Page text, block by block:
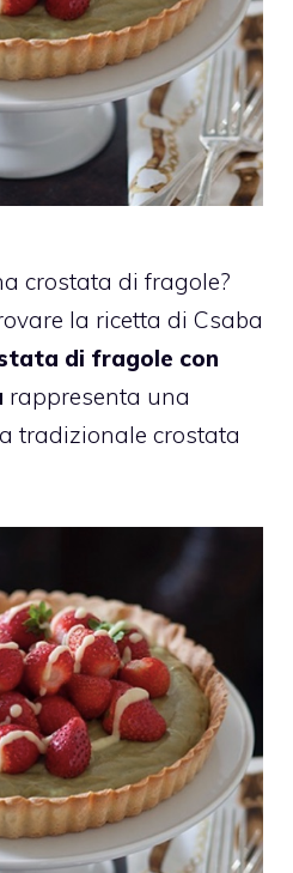
crostata di fragole?
la ricetta di Csaba
di fragole con
rappresenta una
tradizionale crostata